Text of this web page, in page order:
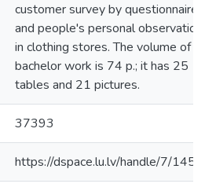
customer survey by questionnaire
and people's personal observation
in clothing stores. The volume of
bachelor work is 74 p.; it has 25
tables and 21 pictures.
37393
https://dspace.lu.lv/handle/7/